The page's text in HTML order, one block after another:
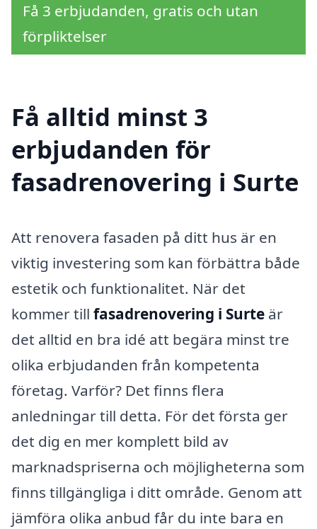
Få 3 erbjudanden, gratis och utan
förpliktelser
Få alltid minst 3
erbjudanden för
fasadrenovering i Surte
Att renovera fasaden på ditt hus är en
viktig investering som kan förbättra både
estetik och funktionalitet. När det
kommer till fasadrenovering i Surte är
det alltid en bra idé att begära minst tre
olika erbjudanden från kompetenta
företag. Varför? Det finns flera
anledningar till detta. För det första ger
det dig en mer komplett bild av
marknadspriserna och möjligheterna som
finns tillgängliga i ditt område. Genom att
jämföra olika anbud får du inte bara en